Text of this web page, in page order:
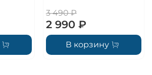
3 490 ₽
2 990 ₽
В корзину